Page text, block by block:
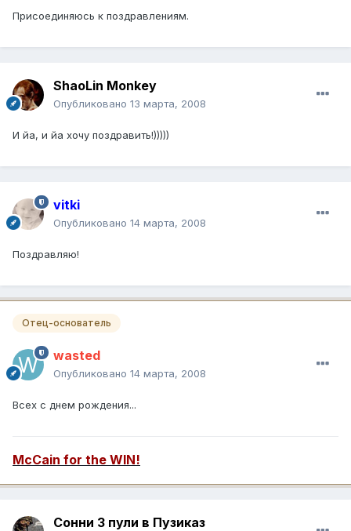
Присоединяюсь к поздравлениям.
ShaoLin Monkey
Опубликовано 13 марта, 2008
И йа, и йа хочу поздравить!)))))
vitki
Опубликовано 14 марта, 2008
Поздравляю!
Отец-основатель
wasted
Опубликовано 14 марта, 2008
Всех с днем рождения...
McCain for the WIN!
Сонни 3 пули в Пузиказ